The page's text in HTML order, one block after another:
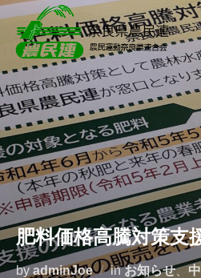
肥料価格高騰対策支
by adminJoe inお知らせ、